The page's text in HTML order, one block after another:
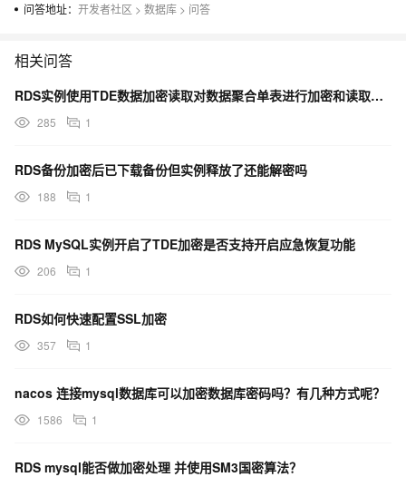
问答地址： 开发者社区 > 数据库 > 问答
相关问答
RDS实例使用TDE数据加密读取对数据聚合单表进行加密和读取查询存储效率区别
285 1
RDS备份加密后已下载备份但实例释放了还能解密吗
188 1
RDS MySQL实例开启了TDE加密是否支持开启应急恢复功能
206 1
RDS如何快速配置SSL加密
357 1
nacos 连接mysql数据库可以加密数据库密码吗？有几种方式呢？
1586 1
RDS mysql能否做加密处理 并使用SM3国密算法？